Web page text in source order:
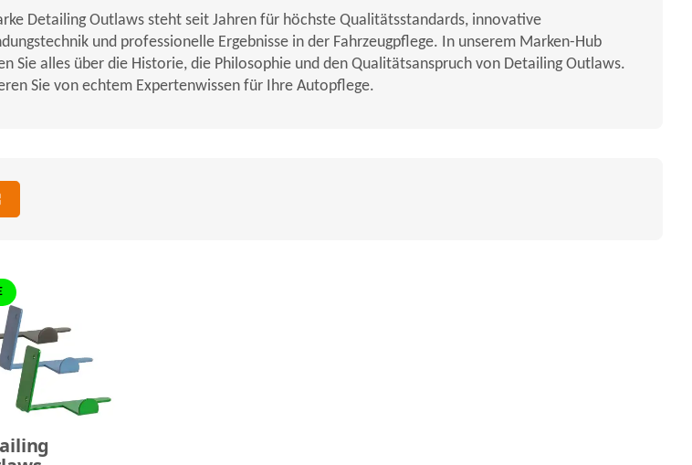
Detailing Outlaws steht seit Jahren für höchste Qualitätsstandards, innovative
und professionelle Ergebnisse in der Fahrzeugpflege. In unserem Marken-Hub
Sie alles über die Historie, die Philosophie und den Qualitätsanspruch von Detailing Outlaws.
Sie von echtem Expertenwissen für Ihre Autopflege.